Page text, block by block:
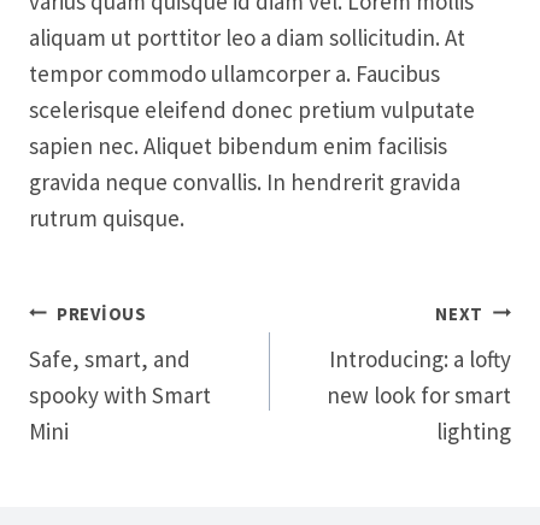
aliquam ut porttitor leo a diam sollicitudin. At
tempor commodo ullamcorper a. Faucibus
scelerisque eleifend donec pretium vulputate
sapien nec. Aliquet bibendum enim facilisis
gravida neque convallis. In hendrerit gravida
rutrum quisque.
Yazı
gezinmesi
PREVIOUS
Safe, smart, and
spooky with Smart
Mini
NEXT
​Introducing: a lofty
new look for smart
lighting